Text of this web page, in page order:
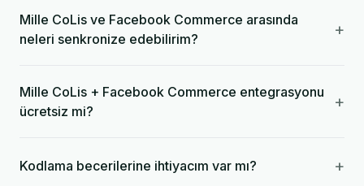
Mille CoLis ve Facebook Commerce arasında
neleri senkronize edebilirim?
+
Mille CoLis + Facebook Commerce entegrasyonu
ücretsiz mi?
+
Kodlama becerilerine ihtiyacım var mı? +